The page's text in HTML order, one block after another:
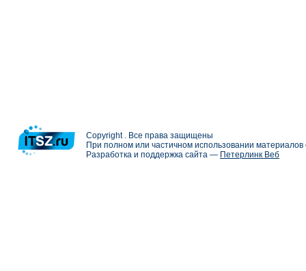
Copyright . Все права защищены
При полном или частичном использовании
Разработка и поддержка сайта — Петерлинк Веб